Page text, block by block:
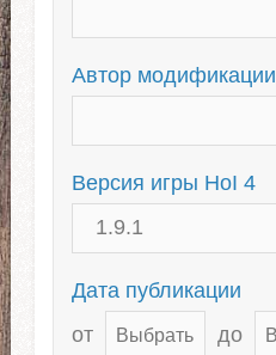
Автор модификации
Версия игры HoI 4
Дата публикации
от
до